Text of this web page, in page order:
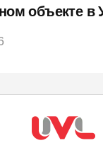
объекте в